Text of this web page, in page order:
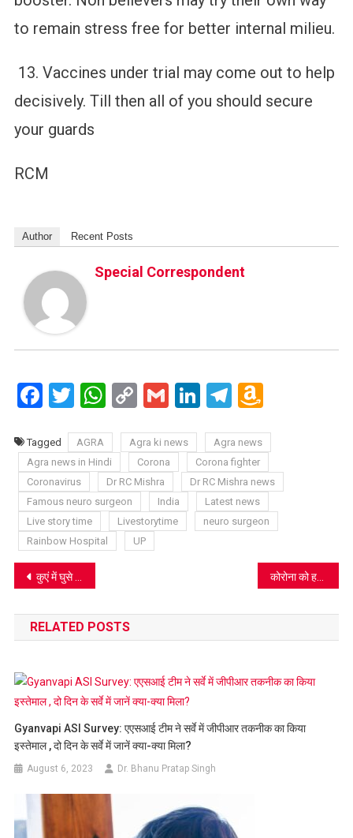
to remain stress free for better internal milieu.
13. Vaccines under trial may come out to help
decisively. Till then all of you should secure
your guards
RCM
Author Recent Posts
Special Correspondent
Facebook
TwitterWhatsApp
CopyGmailLinkedIn
Telegram
List
Tagged AGRA Agra ki news
Agra news
Agra news in Hindi
Corona
Corona fighter
Coronavirus
Dr RC Mishra
Dr RC Mishra news
Famous neuro surgeon
India
Latest news
Live story time
Livestorytime
neuro surgeon
Rainbow Hospital
UP
Post
navigation
कुएं में घुसे तीन युवकों की मौत, आगरा-ग्वालियर हाईवे जाम, योगी देंगे दो-दो लाख रुपये कोरोना को हराने वाले डॉ. आरसी मिश्रा ने कहा- यह मूक हत्यारा, कोई दवा नहीं, बचाव करें
RELATED POSTS
Gyanvapi ASI Survey: एएसआई टीम ने सर्वे में जीपीआर तकनीक का किया
इस्तेमाल , दो दिन के सर्वे में जानें क्या-क्या मिला?
August 6, 2023 Dr. Bhanu Pratap Singh